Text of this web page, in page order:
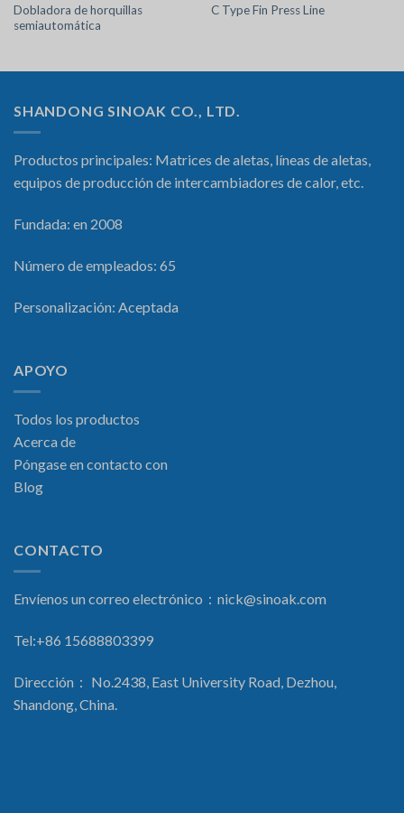
Dobladora de horquillas
semiautomática
C Type Fin Press Line
SHANDONG SINOAK CO., LTD.
Productos principales: Matrices de aletas, líneas de aletas,
equipos de producción de intercambiadores de calor, etc.
Fundada: en 2008
Número de empleados: 65
Personalización: Aceptada
APOYO
Todos los productos
Acerca de
Póngase en contacto con
Blog
CONTACTO
Envíenos un correo electrónico： nick@sinoak.com
Tel:+86 15688803399
Dirección： No.2438, East University Road, Dezhou,
Shandong, China.